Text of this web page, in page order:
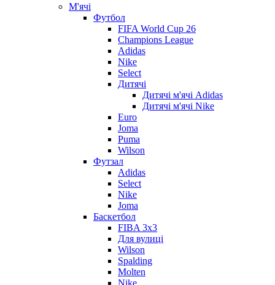
М'ячі
Футбол
FIFA World Cup 26
Champions League
Adidas
Nike
Select
Дитячі
Дитячі м'ячі Adidas
Дитячі м'ячі Nike
Euro
Joma
Puma
Wilson
Футзал
Adidas
Select
Nike
Joma
Баскетбол
FIBA 3x3
Для вулиці
Wilson
Spalding
Molten
Nike